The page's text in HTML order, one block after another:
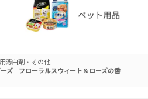
漂白剤・その他
ズ フローラルスウィート＆ローズの香